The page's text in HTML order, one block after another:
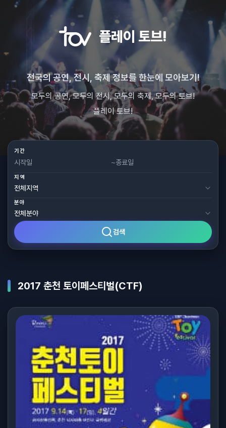
플레이 토브!
전국의 공연, 전시, 축제 정보를 한눈에 모아보기!
모두의 공연, 모두의 전시, 모두의 축제, 모두의 토브!
플레이 토브!
기간
~
지역
분야
검색
2017 춘천 토이페스티벌(CTF)